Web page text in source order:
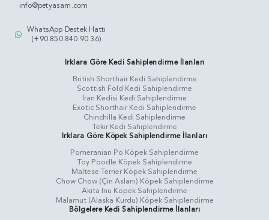
info@petyasam.com
WhatsApp Destek Hattı
(+90 850 840 90 36)
Irklara Göre Kedi Sahiplendirme İlanları
British Shorthair Kedi Sahiplendirme
Scottish Fold Kedi Sahiplendirme
İran Kedisi Kedi Sahiplendirme
Exotic Shorthair Kedi Sahiplendirme
Chinchilla Kedi Sahiplendirme
Tekir Kedi Sahiplendirme
Irklara Göre Köpek Sahiplendirme İlanları
Pomeranian Po Köpek Sahiplendirme
Toy Poodle Köpek Sahiplendirme
Maltese Terrier Köpek Sahiplendirme
Chow Chow (Çin Aslanı) Köpek Sahiplendirme
Akita Inu Köpek Sahiplendirme
Malamut (Alaska Kurdu) Köpek Sahiplendirme
Bölgelere Kedi Sahiplendirme İlanları